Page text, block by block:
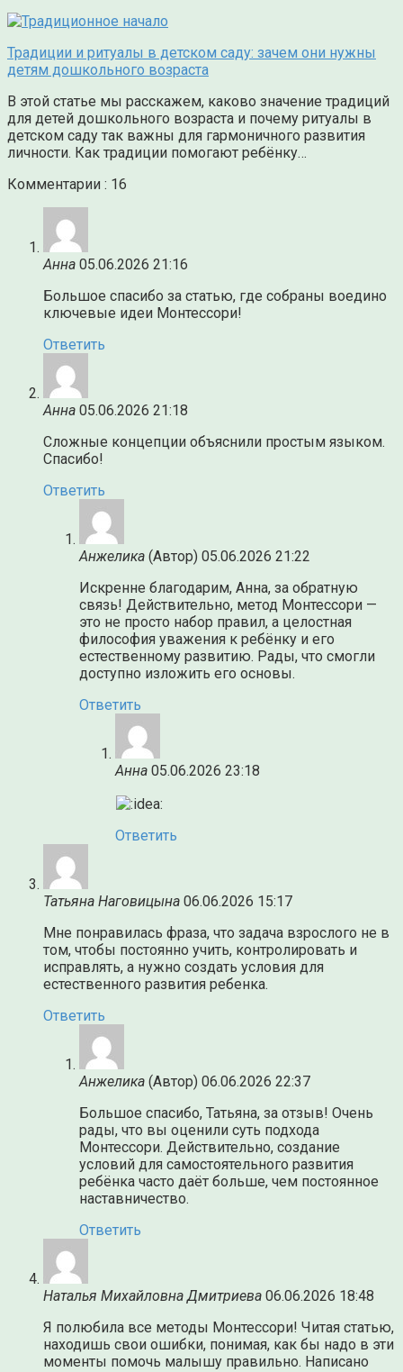
Традиции и ритуалы в детском саду: зачем они нужны
детям дошкольного возраста
В этой статье мы расскажем, каково значение традиций
для детей дошкольного возраста и почему ритуалы в
детском саду так важны для гармоничного развития
личности. Как традиции помогают ребёнку…
Комментарии : 16
Анна 05.06.2026 21:16
Большое спасибо за статью, где собраны воедино
ключевые идеи Монтессори!
Ответить
Анна 05.06.2026 21:18
Сложные концепции объяснили простым языком.
Спасибо!
Ответить
Анжелика (Автор) 05.06.2026 21:22
Искренне благодарим, Анна, за обратную
связь! Действительно, метод Монтессори —
это не просто набор правил, а целостная
философия уважения к ребёнку и его
естественному развитию. Рады, что смогли
доступно изложить его основы.
Ответить
Анна 05.06.2026 23:18
Ответить
Татьяна Наговицына 06.06.2026 15:17
Мне понравилась фраза, что задача взрослого не в
том, чтобы постоянно учить, контролировать и
исправлять, а нужно создать условия для
естественного развития ребенка.
Ответить
Анжелика (Автор) 06.06.2026 22:37
Большое спасибо, Татьяна, за отзыв! Очень
рады, что вы оценили суть подхода
Монтессори. Действительно, создание
условий для самостоятельного развития
ребёнка часто даёт больше, чем постоянное
наставничество.
Ответить
Наталья Михайловна Дмитриева 06.06.2026 18:48
Я полюбила все методы Монтессори! Читая статью,
находишь свои ошибки, понимая, как бы надо в эти
моменты помочь малышу правильно. Написано